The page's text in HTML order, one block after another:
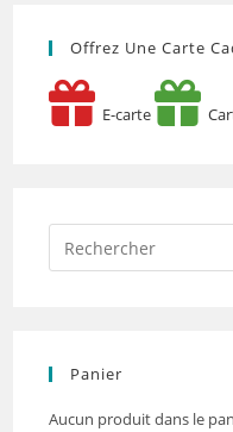
Offrez Une Carte
E-carte
Panier
Aucun produit dans le